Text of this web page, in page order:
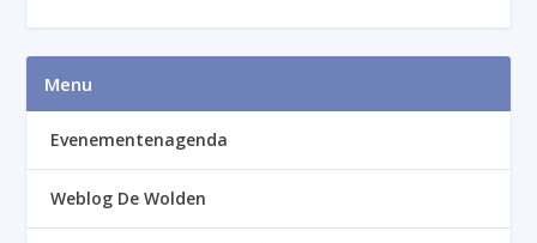
Menu
Evenementenagenda
Weblog De Wolden